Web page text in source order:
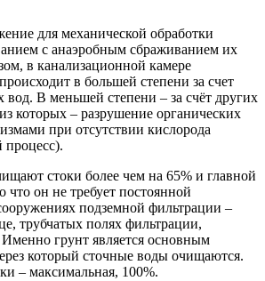
для механической обработки
с анаэробным сбраживанием их
в канализационной камере
в большей степени за счет
вод. В меньшей степени – за счёт других
которых – разрушение органических
при отсутствии кислорода
процесс).
стоки более чем на 65% и главной
что он не требует постоянной
подземной фильтрации –
трубчатых полях фильтрации,
грунт является основным
который сточные воды очищаются.
– максимальная, 100%.